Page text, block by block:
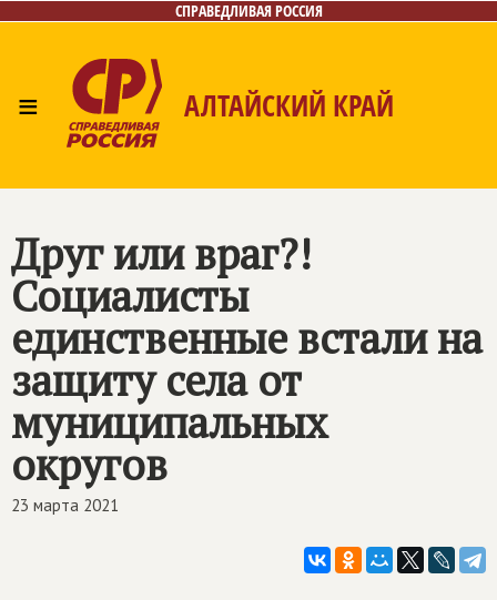
СПРАВЕДЛИВАЯ РОССИЯ
≡ АЛТАЙСКИЙ КРАЙ
Контакты
Друг или враг?!
Социалисты
единственные встали на
защиту села от
муниципальных
округов
23 марта 2021